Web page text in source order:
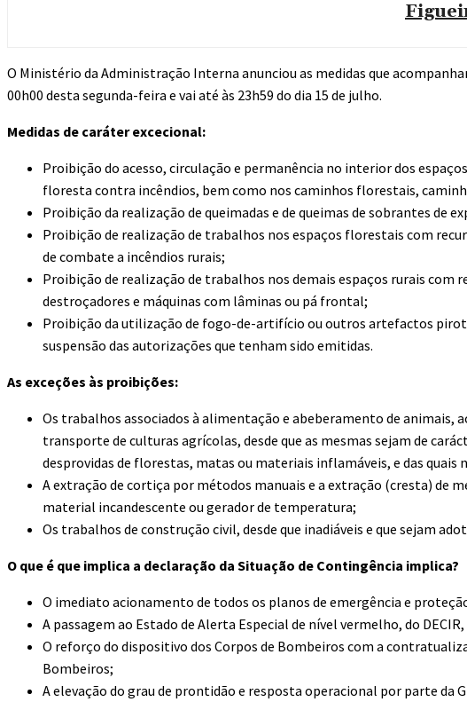
O Ministério da Administração Interna anunciou as medidas que
00h00 desta segunda-feira e vai até às 23h59 do dia 15 de julho.
Medidas de caráter excecional:
Proibição do acesso, circulação e permanência no interior dos
floresta contra incêndios, bem como nos caminhos florestais,
Proibição da realização de queimadas e de queimas de sobrantes de
Proibição de realização de trabalhos nos espaços florestais com
de combate a incêndios rurais;
Proibição de realização de trabalhos nos demais espaços rurais
destroçadores e máquinas com lâminas ou pá frontal;
Proibição da utilização de fogo-de-artifício ou outros artefactos
suspensão das autorizações que tenham sido emitidas.
As exceções às proibições:
Os trabalhos associados à alimentação e abeberamento de
transporte de culturas agrícolas, desde que as mesmas sejam de
desprovidas de florestas, matas ou materiais inflamáveis, e das quais
A extração de cortiça por métodos manuais e a extração (cresta) de
material incandescente ou gerador de temperatura;
Os trabalhos de construção civil, desde que inadiáveis e que sejam
O que é que implica a declaração da Situação de Contingência implica?
O imediato acionamento de todos os planos de emergência e
A passagem ao Estado de Alerta Especial de nível vermelho, do
O reforço do dispositivo dos Corpos de Bombeiros com a
Bombeiros;
A elevação do grau de prontidão e resposta operacional por parte da